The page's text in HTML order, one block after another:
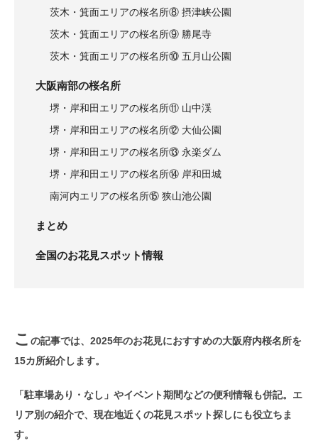
茨木・箕面エリアの桜名所⑧ 摂津峡公園
茨木・箕面エリアの桜名所⑨ 勝尾寺
茨木・箕面エリアの桜名所⑩ 五月山公園
大阪南部の桜名所
堺・岸和田エリアの桜名所⑪ 山中渓
堺・岸和田エリアの桜名所⑫ 大仙公園
堺・岸和田エリアの桜名所⑬ 永楽ダム
堺・岸和田エリアの桜名所⑭ 岸和田城
南河内エリアの桜名所⑮ 狭山池公園
まとめ
全国のお花見スポット情報
こ の記事では、2025年のお花見におすすめの大阪府内桜名所を
15カ所紹介します。
「駐車場あり・なし」やイベント期間などの便利情報も併記。エ
リア別の紹介で、現在地近くの花見スポット探しにも役立ちま
す。